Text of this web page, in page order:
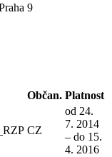
9
Občan. Platnost
CZ
od 24.
7. 2014
– do 15.
4. 2016